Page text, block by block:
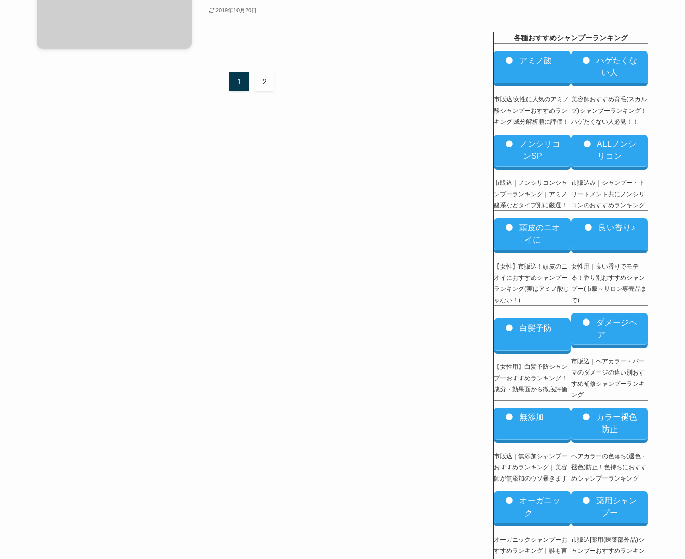
2019年10月20日
1 2
各種おすすめシャンプーランキング
アミノ酸
市販込!女性に人気のアミノ
酸シャンプーおすすめラン
キング|成分解析順に評価！
ハゲたくな
い人
美容師おすすめ育毛(スカル
プ)シャンプーランキング！
ハゲたくない人必見！！
ノンシリコ
ンSP
市販込｜ノンシリコンシャ
ンプーランキング｜アミノ
酸系などタイプ別に厳選！
ALLノンシ
リコン
市販込み｜シャンプー・ト
リートメント共にノンシリ
コンのおすすめランキング
頭皮のニオ
イに
【女性】市販込 ！頭皮のニ
オイにおすすめシャンプー
ランキング(実はアミノ酸じ
ゃない！)
良い香り♪
女性用｜良い香りでモテ
る！香り別おすすめシャン
プー(市販～サロン専売品ま
で)
白髪予防
【女性用】白髪予防シャン
プーおすすめランキング！
成分・効果面から徹底評価
ダメージヘ
ア
市販込｜ヘアカラー・パー
マのダメージの違い別おす
すめ補修シャンプーランキ
ング
無添加
市販込｜無添加シャンプー
おすすめランキング｜美容
師が無添加のウソ暴きます
カラー褪色
防止
ヘアカラーの色落ち(退色・
褪色)防止！色持ちにおすす
めシャンプーランキング
オーガニッ
ク
オーガニックシャンプーお
すすめランキング｜誰も言
薬用シャン
プー
市販込|薬用(医薬部外品)シ
ャンプーおすすめランキン